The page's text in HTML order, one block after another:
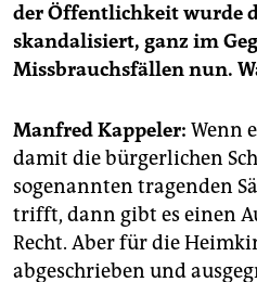
genossenschaft
epaper login
der Öffentlichkeit wurde
skandalisiert, ganz im
Missbrauchsfällen nun.
Manfred Kappeler: Wenn
damit die bürgerlichen
sogenannten tragenden
trifft, dann gibt es einen
Recht. Aber für die
abgeschrieben und